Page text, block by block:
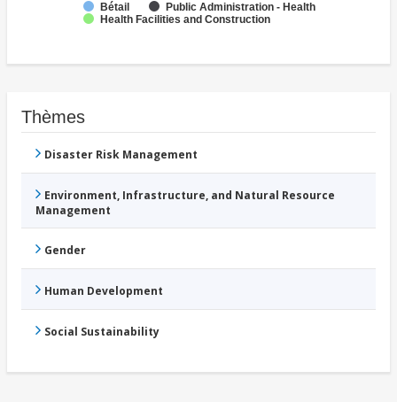
Bétail
Public Administration - Health
Health Facilities and Construction
Thèmes
Disaster Risk Management
Environment, Infrastructure, and Natural Resource
Management
Gender
Human Development
Social Sustainability